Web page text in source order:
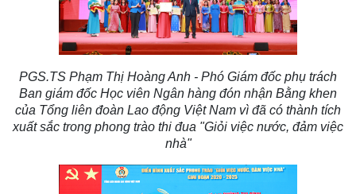
PGS.TS Phạm Thị Hoàng Anh - Phó Giám đốc phụ trách
Ban giám đốc Học viên Ngân hàng đón nhận Bằng khen
của Tổng liên đoàn Lao động Việt Nam vì đã có thành tích
xuất sắc trong phong trào thi đua "Giỏi việc nước, đảm việc
nhà"